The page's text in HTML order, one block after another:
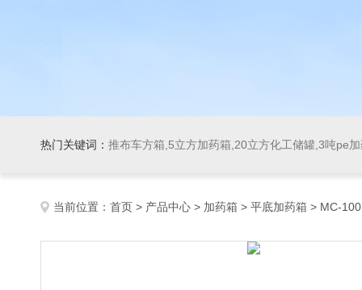
热门关键词： 推布车方箱,5立方加药箱,20立方化工储罐,3吨pe
当前位置： 首页 > 产品中心 > 加药箱 > 平底加药箱 > MC-